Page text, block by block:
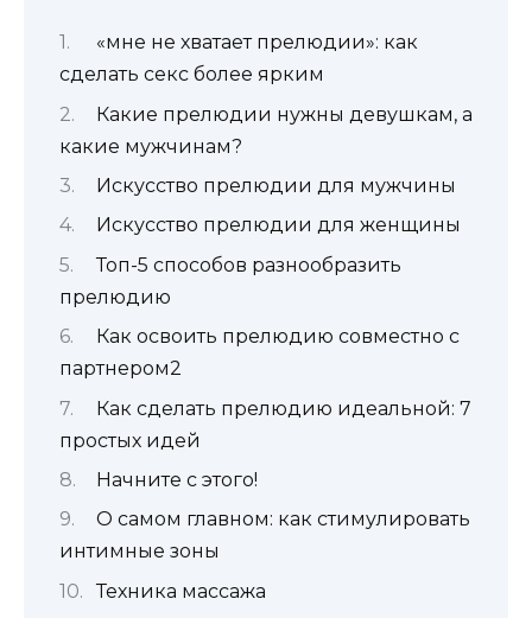
«мне не хватает прелюдии»: как
сделать секс более ярким
Какие прелюдии нужны девушкам, а
какие мужчинам?
Искусство прелюдии для мужчины
Искусство прелюдии для женщины
Топ-5 способов разнообразить
прелюдию
Как освоить прелюдию совместно с
партнером2
Как сделать прелюдию идеальной: 7
простых идей
Начните с этого!
О самом главном: как стимулировать
интимные зоны
Техника массажа